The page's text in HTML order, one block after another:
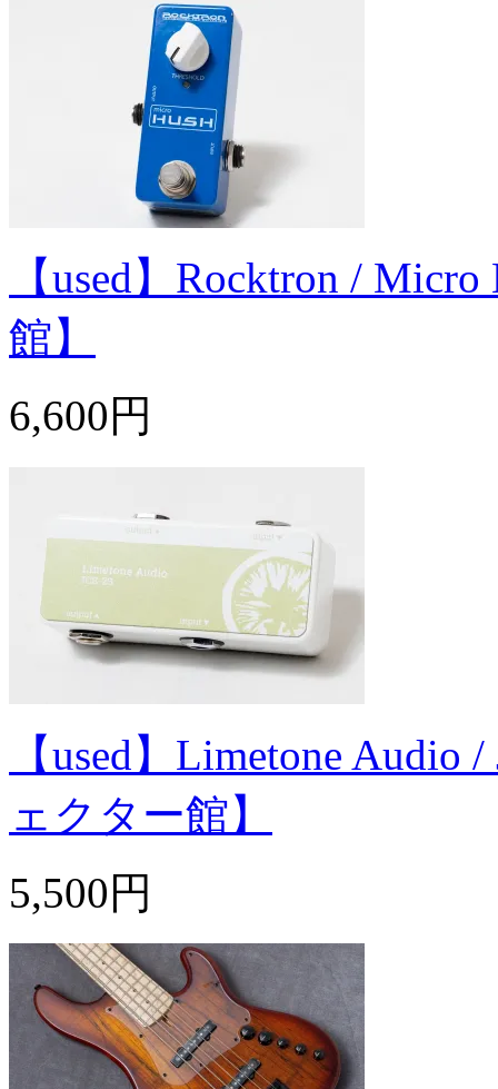
【used】Rocktron /
館】
6,600円
【used】Limetone Audio
ェクター館】
5,500円